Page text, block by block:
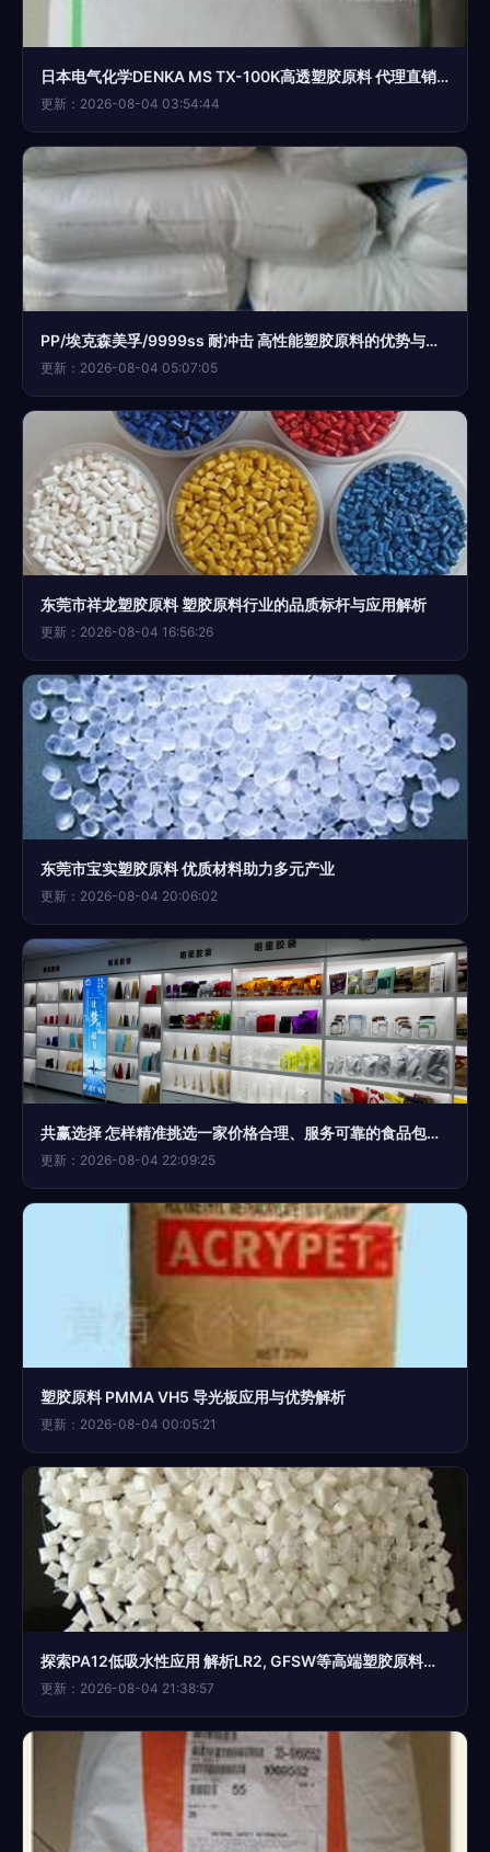
日本电气化学DENKA MS TX-100K高透塑胶原料 代理直销价格与性能解析
更新：2026-08-04 03:54:44
PP/埃克森美孚/9999ss 耐冲击 高性能塑胶原料的优势与应用
更新：2026-08-04 05:07:05
东莞市祥龙塑胶原料 塑胶原料行业的品质标杆与应用解析
更新：2026-08-04 16:56:26
东莞市宝实塑胶原料 优质材料助力多元产业
更新：2026-08-04 20:06:02
共赢选择 怎样精准挑选一家价格合理、服务可靠的食品包装袋供应商与塑胶原料商
更新：2026-08-04 22:09:25
塑胶原料 PMMA VH5 导光板应用与优势解析
更新：2026-08-04 00:05:21
探索PA12低吸水性应用 解析LR2, GFSW等高端塑胶原料特性
更新：2026-08-04 21:38:57